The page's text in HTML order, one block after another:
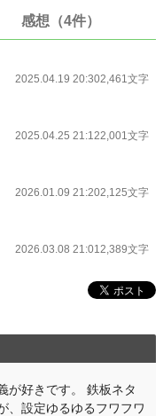
感想（4件）
2025.04.19 20:302,461文字
2025.04.25 21:122,001文字
2026.01.09 21:202,125文字
2026.03.08 21:012,389文字
が好きです。 鉄板ネタ
、設定ゆるゆるフワフワ